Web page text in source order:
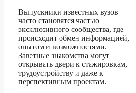
Выпускники известных вузов
часто становятся частью
эксклюзивного сообщества, где
происходит обмен информацией,
опытом и возможностями.
Заветные знакомства могут
открывать двери к стажировкам,
трудоустройству и даже к
перспективным проектам.